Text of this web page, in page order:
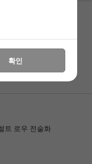
트 로우 전술화
확인